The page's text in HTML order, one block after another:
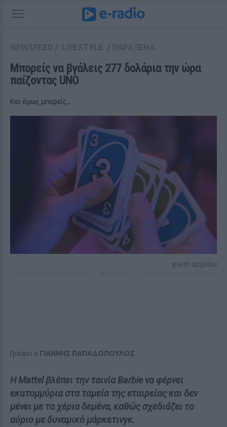
Μπορείς να βγάλεις 277 δολάρια την ώρα
παίζοντας UNO
Και όμως μπορείς...
φωτό αρχείου
Γράφει ο ΓΙΑΝΝΗΣ ΠΑΠΑΔΟΠΟΥΛΟΣ
Η Mattel βλέπει την ταινία Barbie να φέρνει
εκατομμύρια στα ταμεία της εταιρείας και δεν
μένει με τα χέρια δεμένα, καθώς σχεδιάζει το
αύριο με δυναμικό μάρκετινγκ.